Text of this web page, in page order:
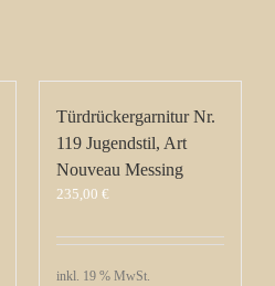
Türdrückergarnitur Nr.
119 Jugendstil, Art
Nouveau Messing
235,00 €
inkl. 19 % MwSt.